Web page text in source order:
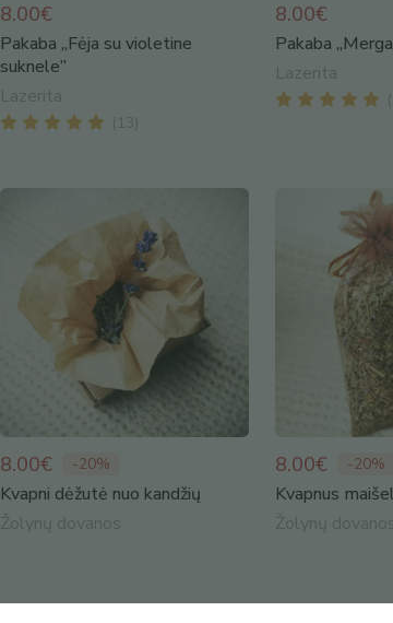
8.00€
Pakaba „Fėja su violetine
suknele”
Lazerita
( 13
8.00€
Pakaba
Lazerita
(
8.00€ -20%
Kvapni dėžutė nuo kandžių
Žolynų dovanos
8.00€ -20%
Kvapnus
Žolynų